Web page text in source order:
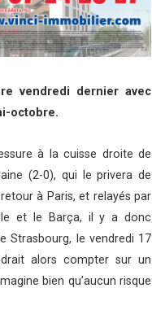
vendredi dernier avec
octobre.
à la cuisse droite de
(2-0), qui le privera de
à Paris, et relayés par
et le Barça, il y a donc
Strasbourg, le vendredi 17
alors compter sur un
bien qu’aucun risque